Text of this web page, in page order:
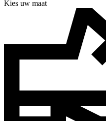
Kies uw maat